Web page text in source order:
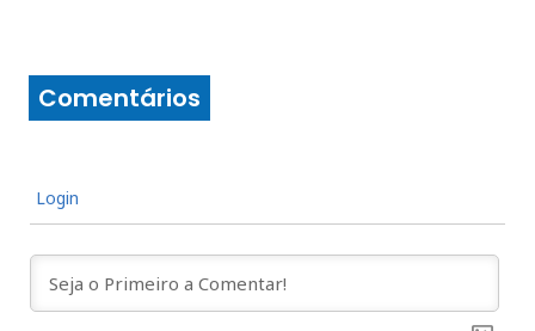
Comentários
Login